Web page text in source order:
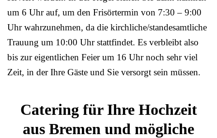
um 6 Uhr auf, um den Frisörtermin von 7:30 – 9:00
Uhr wahrzunehmen, da die kirchliche/standesamtliche
Trauung um 10:00 Uhr stattfindet. Es verbleibt also
bis zur eigentlichen Feier um 16 Uhr noch sehr viel
Zeit, in der Ihre Gäste und Sie versorgt sein müssen.
Catering für Ihre Hochzeit
aus Bremen und mögliche